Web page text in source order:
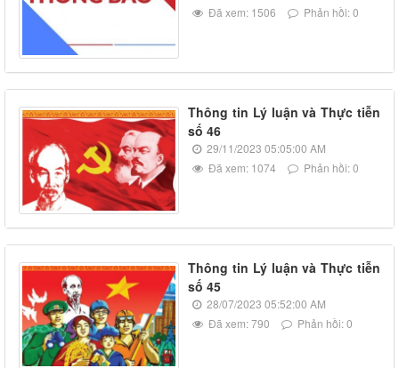
Đã xem: 1506
Phản hồi: 0
Thông tin Lý luận và Thực tiễn
số 46
29/11/2023 05:05:00 AM
Đã xem: 1074
Phản hồi: 0
Thông tin Lý luận và Thực tiễn
số 45
28/07/2023 05:52:00 AM
Đã xem: 790
Phản hồi: 0